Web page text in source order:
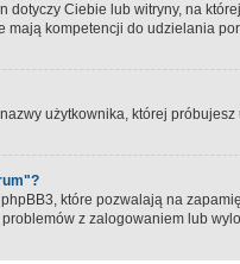
Ciebie lub witryny, na
kompetencji do udzielania
użytkownika, której
które pozwalają na
z zalogowaniem lub